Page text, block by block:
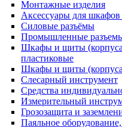
Монтажные изделия
Аксессуары для
Силовые разъёмы
Промышленные
Шкафы и щиты
пластиковые
Шкафы и щиты
Слесарный инструмент
Средства
Измерительный
Грозозащита и
Паяльное